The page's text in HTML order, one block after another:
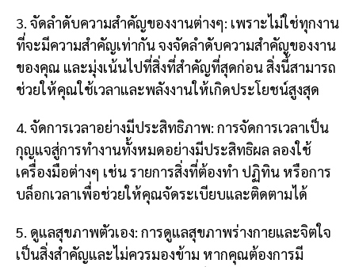
3. จัดลำดับความสำคัญของงานต่างๆ: เพราะไม่ใช่ทุกงาน
ที่จะมีความสำคัญเท่ากัน จงจัดลำดับความสำคัญของงาน
ของคุณ และมุ่งเน้นไปที่สิ่งที่สำคัญที่สุดก่อน สิ่งนี้สามารถ
ช่วยให้คุณใช้เวลาและพลังงานให้เกิดประโยชน์สูงสุด
4. จัดการเวลาอย่างมีประสิทธิภาพ: การจัดการเวลาเป็น
กุญแจสู่การทำงานทั้งหมดอย่างมีประสิทธิผล ลองใช้
เครื่องมือต่างๆ เช่น รายการสิ่งที่ต้องทำ ปฏิทิน หรือการ
บล็อกเวลาเพื่อช่วยให้คุณจัดระเบียบและติดตามได้
5. ดูแลสุขภาพตัวเอง: การดูแลสุขภาพร่างกายและจิตใจ
เป็นสิ่งสำคัญและไม่ควรมองข้าม หากคุณต้องการมี